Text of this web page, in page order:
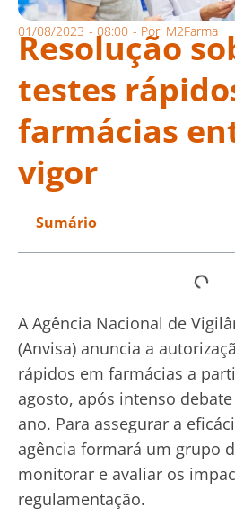
01/08/2023 - 08:00 - Por: M2Farma
Resolução
testes
farmácias
vigor
Sumário
A Agência Nacional de
(Anvisa) anuncia a
rápidos em farmácias a
agosto, após intenso
ano. Para assegurar a
agência formará um grupo
monitorar e avaliar os
regulamentação.